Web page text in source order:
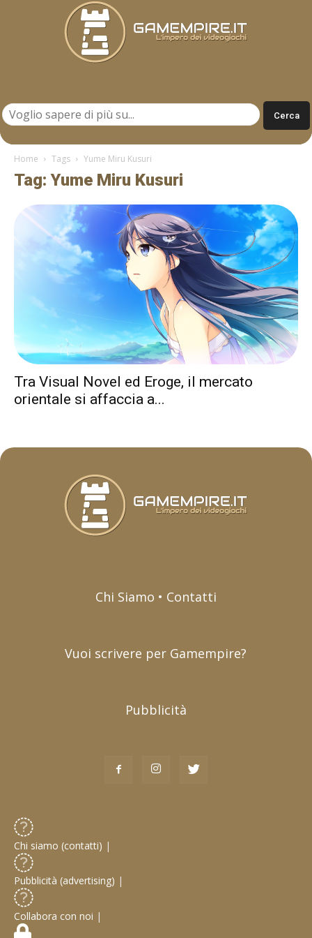
Home Tags Yume Miru Kusuri
Tag: Yume Miru Kusuri
Tra Visual Novel ed Eroge, il mercato
orientale si affaccia a...
Chi Siamo • Contatti
Vuoi scrivere per Gamempire?
Pubblicità
Chi siamo (contatti) |
Pubblicità (advertising) |
Collabora con noi |